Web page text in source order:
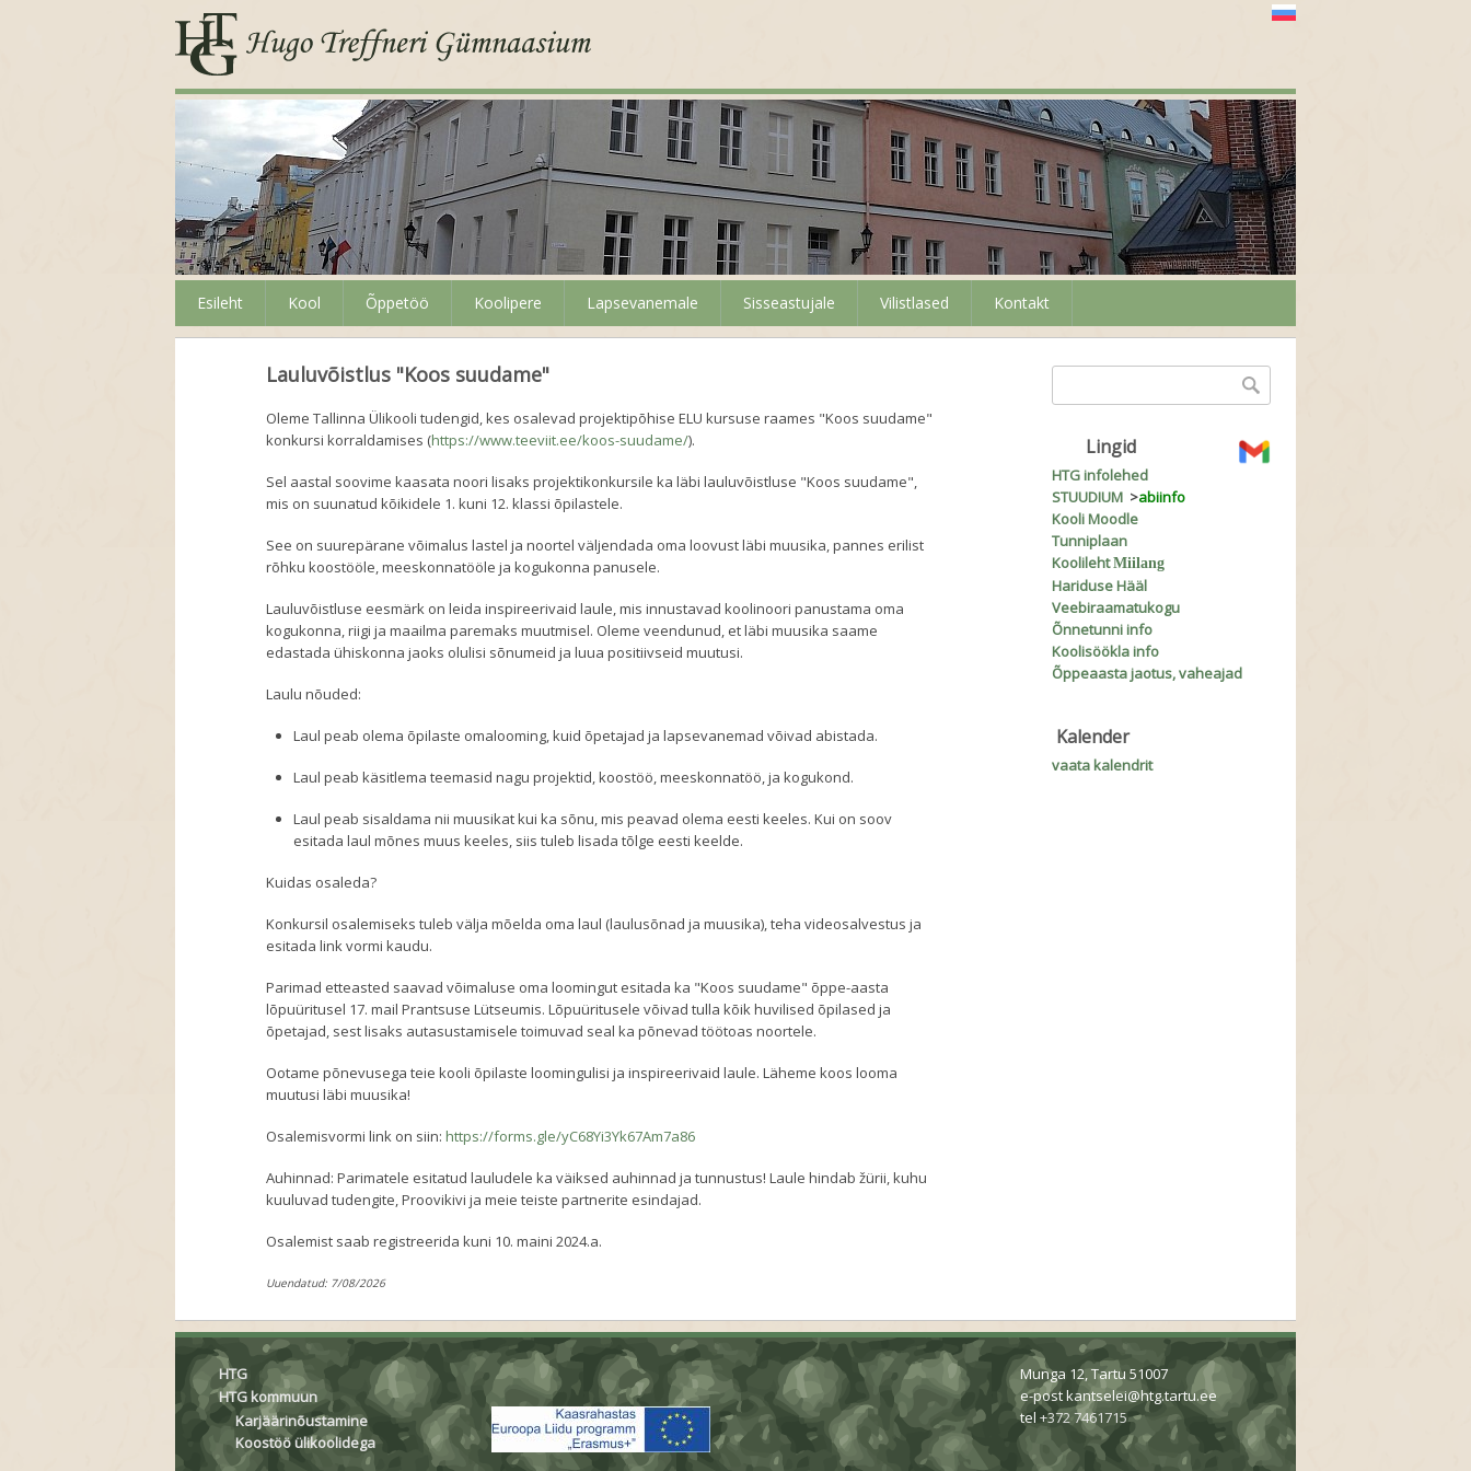
Esileht Kool Õppetöö Koolipere Lapsevanemale Sisseastujale Vilistlased Kontakt
Lauluvõistlus "Koos suudame"
Oleme Tallinna Ülikooli tudengid, kes osalevad projektipõhise ELU kursuse raames "Koos suudame"
konkursi korraldamises (https://www.teeviit.ee/koos-suudame/).
Sel aastal soovime kaasata noori lisaks projektikonkursile ka läbi lauluvõistluse "Koos suudame",
mis on suunatud kõikidele 1. kuni 12. klassi õpilastele.
See on suurepärane võimalus lastel ja noortel väljendada oma loovust läbi muusika, pannes erilist
rõhku koostööle, meeskonnatööle ja kogukonna panusele.
Lauluvõistluse eesmärk on leida inspireerivaid laule, mis innustavad koolinoori panustama oma
kogukonna, riigi ja maailma paremaks muutmisel. Oleme veendunud, et läbi muusika saame
edastada ühiskonna jaoks olulisi sõnumeid ja luua positiivseid muutusi.
Laulu nõuded:
Laul peab olema õpilaste omalooming, kuid õpetajad ja lapsevanemad võivad abistada.
Laul peab käsitlema teemasid nagu projektid, koostöö, meeskonnatöö, ja kogukond.
Laul peab sisaldama nii muusikat kui ka sõnu, mis peavad olema eesti keeles. Kui on soov
esitada laul mõnes muus keeles, siis tuleb lisada tõlge eesti keelde.
Kuidas osaleda?
Konkursil osalemiseks tuleb välja mõelda oma laul (laulusõnad ja muusika), teha videosalvestus ja
esitada link vormi kaudu.
Parimad etteasted saavad võimaluse oma loomingut esitada ka "Koos suudame" õppe-aasta
lõpuüritusel 17. mail Prantsuse Lütseumis. Lõpuüritusele võivad tulla kõik huvilised õpilased ja
õpetajad, sest lisaks autasustamisele toimuvad seal ka põnevad töötoas noortele.
Ootame põnevusega teie kooli õpilaste loomingulisi ja inspireerivaid laule. Läheme koos looma
muutusi läbi muusika!
Osalemisvormi link on siin:https://forms.gle/yC68Yi3Yk67Am7a86
Auhinnad: Parimatele esitatud lauludele ka väiksed auhinnad ja tunnustus! Laule hindab žürii, kuhu
kuuluvad tudengite, Proovikivi ja meie teiste partnerite esindajad.
Osalemist saab registreerida kuni 10. maini 2024.a.
Uuendatud: 7/08/2026
Otsinguvorm
Lingid
HTG infolehed
STUUDIUM >abiinfo
Kooli Moodle
Tunniplaan
KoolilehtMiilang
Hariduse Hääl
Veebiraamatukogu
Õnnetunni info
Koolisöökla info
Õppeaasta jaotus, vaheajad
Kalender
vaata kalendrit
HTG
HTG kommuun
Karjäärinõustamine
Koostöö ülikoolidega
Munga 12, Tartu 51007
e-postkantselei@htg.tartu.ee
tel+372 7461715